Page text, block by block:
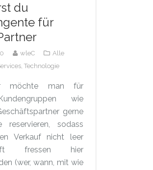
du
für
wleC
Alle
Technologie
möchte man für
wie
gerne
reservieren, sodass
Verkauf nicht leer
fressen hier
(wer, wann, mit wie